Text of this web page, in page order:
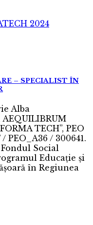
– SPECIALIST ÎN
Alba
TECH”, PEO
/ PEO_A36 / 300641.
Social
Educație și
în Regiunea